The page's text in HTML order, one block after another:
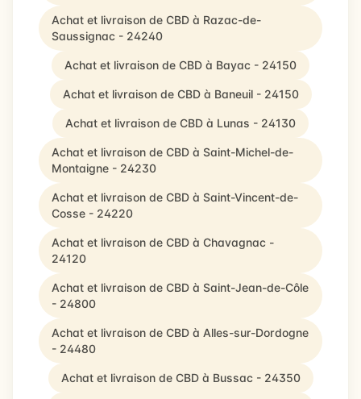
Achat et livraison de CBD à Razac-de-
Saussignac - 24240
Achat et livraison de CBD à Bayac - 24150
Achat et livraison de CBD à Baneuil - 24150
Achat et livraison de CBD à Lunas - 24130
Achat et livraison de CBD à Saint-Michel-de-
Montaigne - 24230
Achat et livraison de CBD à Saint-Vincent-de-
Cosse - 24220
Achat et livraison de CBD à Chavagnac -
24120
Achat et livraison de CBD à Saint-Jean-de-Côle
- 24800
Achat et livraison de CBD à Alles-sur-Dordogne
- 24480
Achat et livraison de CBD à Bussac - 24350